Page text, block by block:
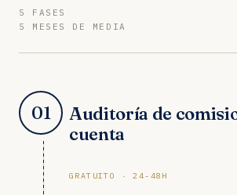
5 FASES
5 MESES DE MEDIA
01
Auditoría de
cuenta
GRATUITO · 24-48H